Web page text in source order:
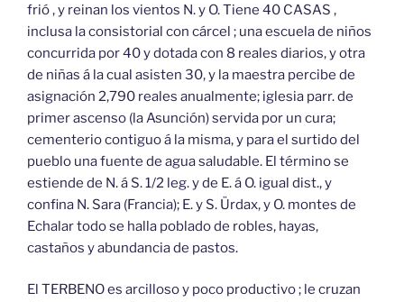
frió , y reinan los vientos N. y O. Tiene 40 CASAS ,
inclusa la consistorial con cárcel ; una escuela de niños
concurrida por 40 y dotada con 8 reales diarios, y otra
de niñas á la cual asisten 30, y la maestra percibe de
asignación 2,790 reales anualmente; iglesia parr. de
primer ascenso (la Asunción) servida por un cura;
cementerio contiguo á la misma, y para el surtido del
pueblo una fuente de agua saludable. El término se
estiende de N. á S. 1/2 leg. y de E. á O. igual dist., y
confina N. Sara (Francia); E. y S. Ürdax, y O. montes de
Echalar todo se halla poblado de robles, hayas,
castaños y abundancia de pastos.
El TERBENO es arcilloso y poco productivo ; le cruzan